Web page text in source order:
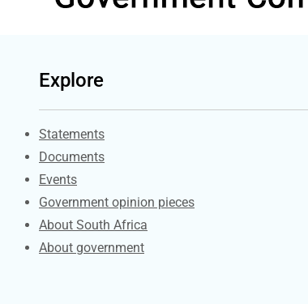
Explore
Explore Gov.za
Statements
Documents
Events
Government opinion pieces
About South Africa
About government